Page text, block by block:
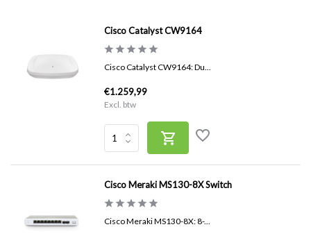
Cisco Catalyst CW9164
Cisco Catalyst CW9164: Du...
€1.259,99
Excl. btw
Cisco Meraki MS130-8X Switch
Cisco Meraki MS130-8X: 8-...